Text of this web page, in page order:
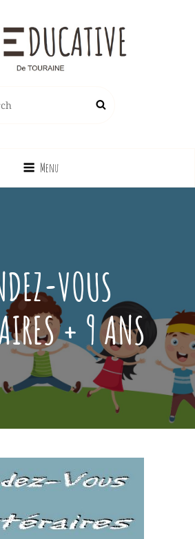
Ou Emprunt Sur La Touraine, De
Search
Menu
VOUS
+ 9 ANS